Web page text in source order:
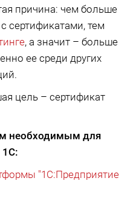
причина: чем больше
сертификатами, тем
, а значит – больше
ее среди других
цель – сертификат
необходимым для
1С:
"1С:Предприятие